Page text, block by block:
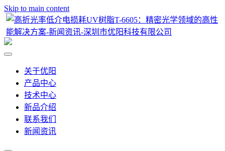
Skip to main content
关于优阳
产品中心
技术中心
新品介绍
联系我们
新闻资讯